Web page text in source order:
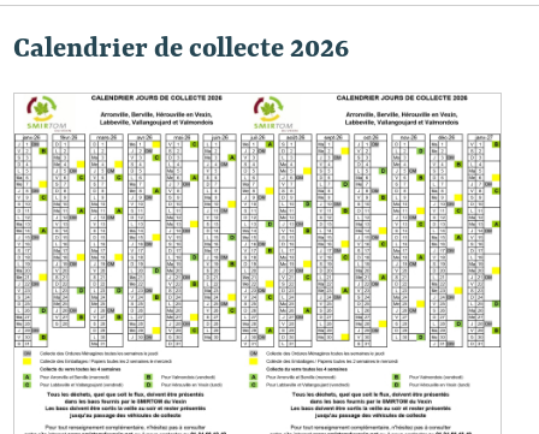
Calendrier de collecte 2026